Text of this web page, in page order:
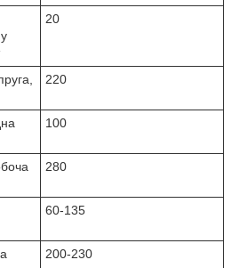
20
220
100
280
60-135
200-230